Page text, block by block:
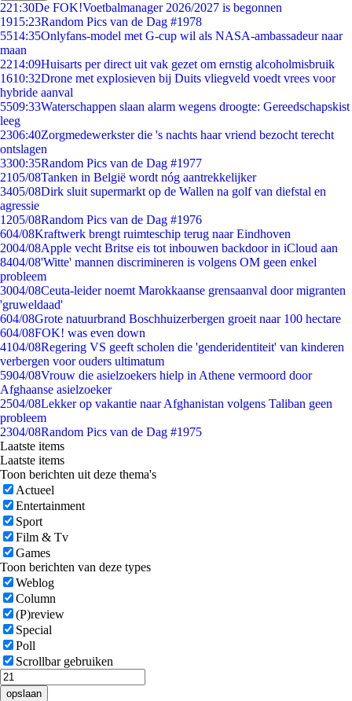
221:30De FOK!Voetbalmanager 2026/2027 is begonnen
1915:23Random Pics van de Dag #1978
5514:35Onlyfans-model met G-cup wil als NASA-ambassadeur naar
maan
2214:09Huisarts per direct uit vak gezet om ernstig alcoholmisbruik
1610:32Drone met explosieven bij Duits vliegveld voedt vrees voor
hybride aanval
5509:33Waterschappen slaan alarm wegens droogte: Gereedschapskist
leeg
2306:40Zorgmedewerkster die 's nachts haar vriend bezocht terecht
ontslagen
3300:35Random Pics van de Dag #1977
2105/08Tanken in België wordt nóg aantrekkelijker
3405/08Dirk sluit supermarkt op de Wallen na golf van diefstal en
agressie
1205/08Random Pics van de Dag #1976
604/08Kraftwerk brengt ruimteschip terug naar Eindhoven
2004/08Apple vecht Britse eis tot inbouwen backdoor in iCloud aan
8404/08'Witte' mannen discrimineren is volgens OM geen enkel
probleem
3004/08Ceuta-leider noemt Marokkaanse grensaanval door migranten
'gruweldaad'
604/08Grote natuurbrand Boschhuizerbergen groeit naar 100 hectare
604/08FOK! was even down
4104/08Regering VS geeft scholen die 'genderidentiteit' van kinderen
verbergen voor ouders ultimatum
5904/08Vrouw die asielzoekers hielp in Athene vermoord door
Afghaanse asielzoeker
2504/08Lekker op vakantie naar Afghanistan volgens Taliban geen
probleem
2304/08Random Pics van de Dag #1975
Laatste items
Laatste items
Toon berichten uit deze thema's
Actueel
Entertainment
Sport
Film & Tv
Games
Toon berichten van deze types
Weblog
Column
(P)review
Special
Poll
Scrollbar gebruiken
opslaan